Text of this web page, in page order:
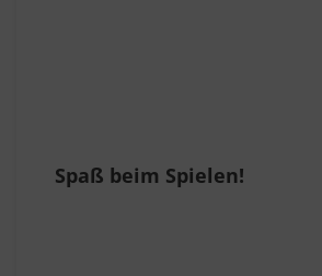
Spaß beim Spielen!